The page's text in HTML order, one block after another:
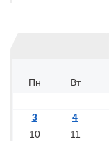
Пн
Вт
3
4
10
11